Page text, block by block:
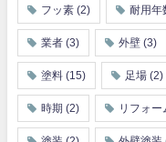
フッ素 (2) 耐用年
業者 (3) 外壁 (3)
塗料 (15) 足場 (2)
時期 (2) リフォー